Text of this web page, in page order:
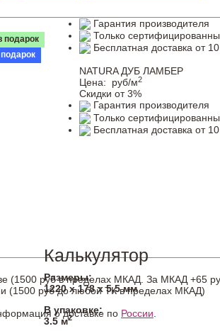
подарок
Гарантия производителя
Только
Бесплатная доставка от
NATURA ДУБ ЛАМБЕР
Цена:
руб/м2
Скидки от 3%
Гарантия производителя
Только
Бесплатная доставка от
Калькулятор
Размеры:
1220 х 178 х 5,5 мм
В упаковке:
3.5 м2
(1500 руб в пределах МКАД. За МКАД +65
(1500 руб до любой ТК в пределах МКАД)
о доставке по России